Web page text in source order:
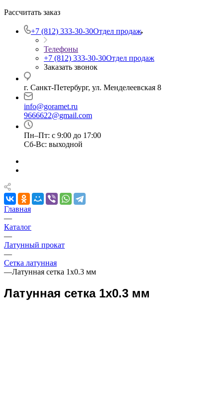
Рассчитать заказ
+7 (812) 333-30-30Отдел продаж
Телефоны
+7 (812) 333-30-30Отдел продаж
Заказать звонок
г. Санкт-Петербург, ул. Менделеевская 8
info@goramet.ru
9666622@gmail.com
Пн–Пт: с 9:00 до 17:00
Сб-Вс: выходной
Главная
—
Каталог
—
Латунный прокат
—
Сетка латунная
—Латунная сетка 1х0.3 мм
Латунная сетка 1х0.3 мм